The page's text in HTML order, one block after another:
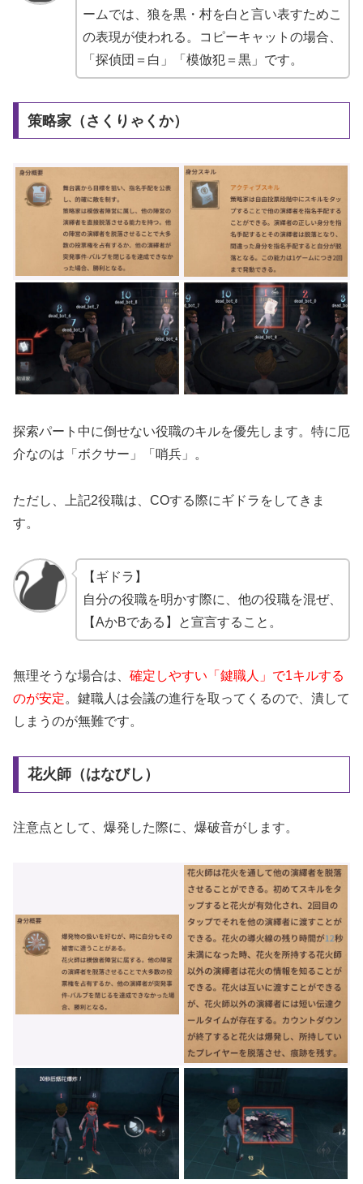
ームでは、狼を黒・村を白と言い表すためこ
の表現が使われる。コピーキャットの場合、
「探偵団＝白」「模倣犯＝黒」です。
策略家（さくりゃくか）
探索パート中に倒せない役職のキルを優先します。特に厄
介なのは「ボクサー」「哨兵」。
ただし、上記2役職は、COする際にギドラをしてきま
す。
【ギドラ】
自分の役職を明かす際に、他の役職を混ぜ、
【AかBである】と宣言すること。
無理そうな場合は、 確定しやすい「鍵職人」で1キルする
のが安定。鍵職人は会議の進行を取ってくるので、潰して
しまうのが無難です。
花火師（はなびし）
注意点として、爆発した際に、爆破音がします。